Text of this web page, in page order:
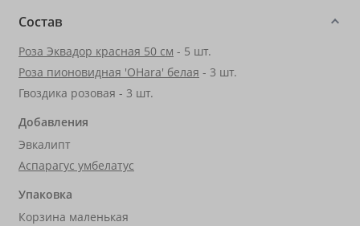
Состав
Роза Эквадор красная 50 см - 5 шт.
Роза пионовидная 'OHara' белая - 3 шт.
Гвоздика розовая - 3 шт.
Добавления
Эвкалипт
Аспарагус умбелатус
Упаковка
Корзина маленькая